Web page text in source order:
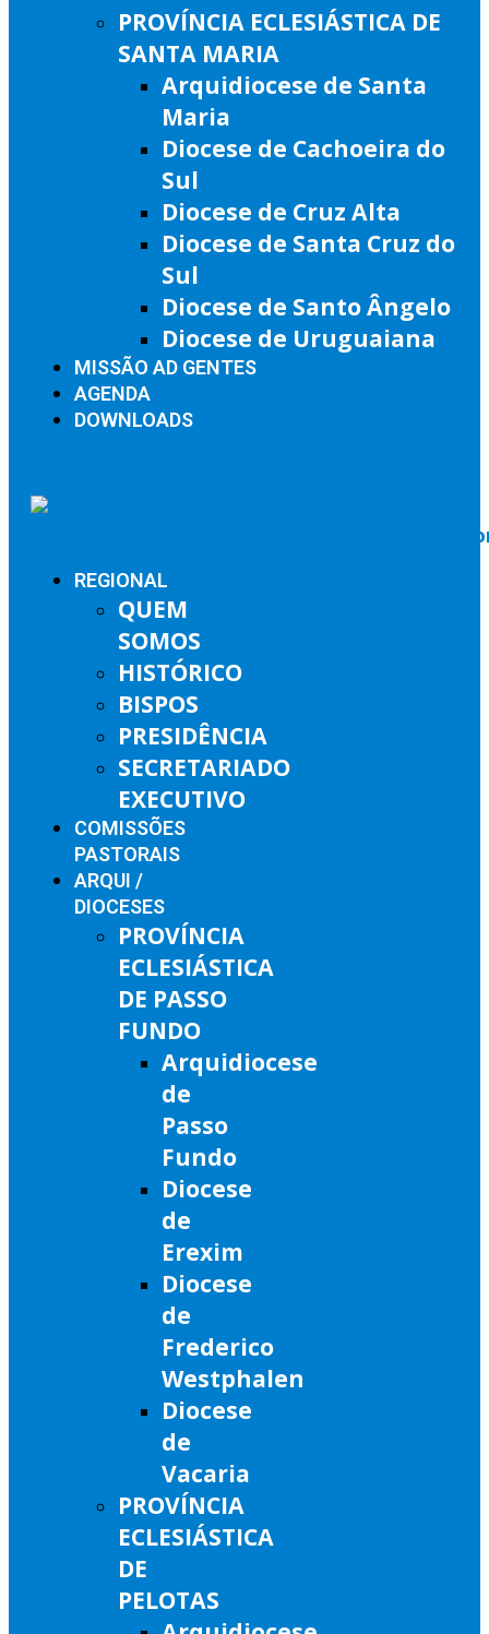
PROVÍNCIA ECLESIÁSTICA DE
SANTA MARIA
Arquidiocese de Santa
Maria
Diocese de Cachoeira do
Sul
Diocese de Cruz Alta
Diocese de Santa Cruz do
Sul
Diocese de Santo Ângelo
Diocese de Uruguaiana
MISSÃO AD GENTES
AGENDA
DOWNLOADS
REGIONAL
QUEM
SOMOS
HISTÓRICO
BISPOS
PRESIDÊNCIA
SECRETARIADO
EXECUTIVO
COMISSÕES
PASTORAIS
ARQUI /
DIOCESES
PROVÍNCIA
ECLESIÁSTICA
DE PASSO
FUNDO
Arquidiocese
de
Passo
Fundo
Diocese
de
Erexim
Diocese
de
Frederico
Westphalen
Diocese
de
Vacaria
PROVÍNCIA
ECLESIÁSTICA
DE
PELOTAS